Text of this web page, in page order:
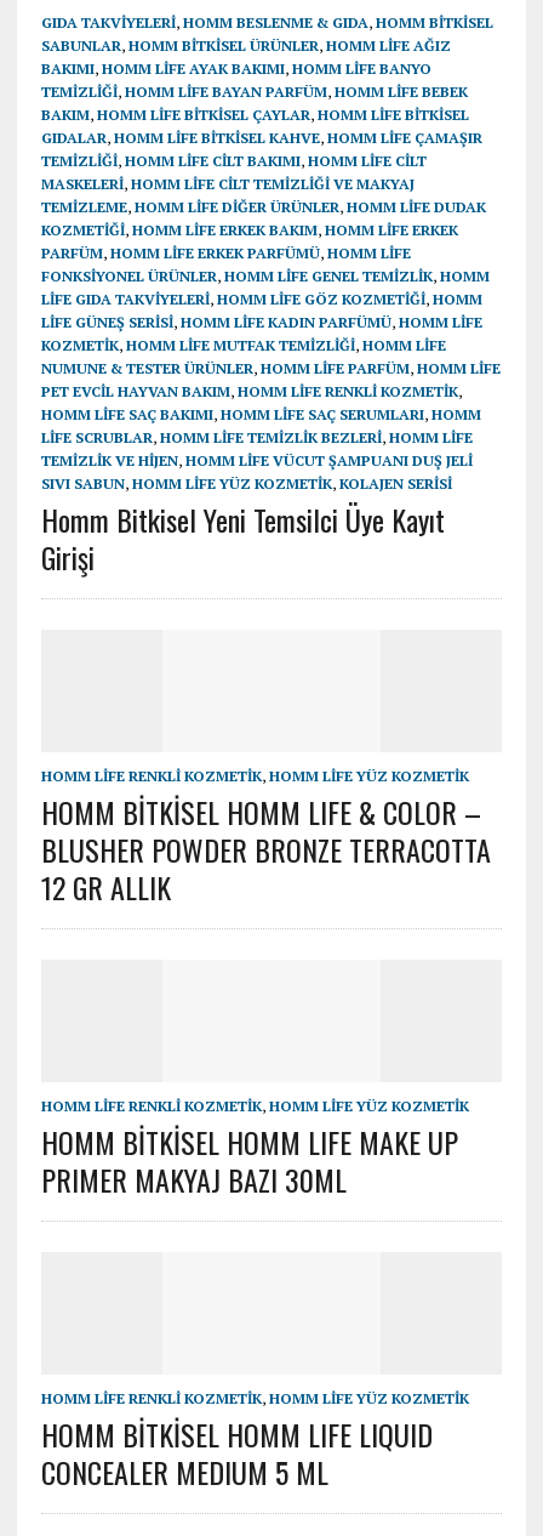
GIDA TAKVIYELERI, HOMM BESLENME & GIDA, HOMM BİTKİSEL
SABUNLAR, HOMM BITKISEL ÜRÜNLER, HOMM LİFE AĞIZ
BAKIMI, HOMM LİFE AYAK BAKIMI, HOMM LİFE BANYO
TEMİZLİĞİ, HOMM LİFE BAYAN PARFÜM, HOMM LİFE BEBEK
BAKIM, HOMM LİFE BİTKİSEL ÇAYLAR, HOMM LİFE BİTKİSEL
GIDALAR, HOMM LİFE BİTKİSEL KAHVE, HOMM LİFE ÇAMAŞIR
TEMİZLİĞİ, HOMM LİFE CİLT BAKIMI, HOMM LİFE CİLT
MASKELERİ, HOMM LİFE CİLT TEMİZLİĞİ VE MAKYAJ
TEMİZLEME, HOMM LİFE DİĞER ÜRÜNLER, HOMM LİFE DUDAK
KOZMETİĞİ, HOMM LİFE ERKEK BAKIM, HOMM LİFE ERKEK
PARFÜM, HOMM LİFE ERKEK PARFÜMÜ, HOMM LİFE
FONKSİYONEL ÜRÜNLER, HOMM LİFE GENEL TEMİZLİK, HOMM
LİFE GIDA TAKVİYELERİ, HOMM LİFE GÖZ KOZMETİĞİ, HOMM
LİFE GÜNEŞ SERİSİ, HOMM LİFE KADIN PARFÜMÜ, HOMM LİFE
KOZMETİK, HOMM LİFE MUTFAK TEMİZLİĞİ, HOMM LİFE
NUMUNE & TESTER ÜRÜNLER, HOMM LİFE PARFÜM, HOMM LİFE
PET EVCİL HAYVAN BAKIM, HOMM LİFE RENKLİ KOZMETİK,
HOMM LİFE SAÇ BAKIMI, HOMM LİFE SAÇ SERUMLARI, HOMM
LİFE SCRUBLAR, HOMM LİFE TEMİZLİK BEZLERİ, HOMM LİFE
TEMİZLİK VE HİJEN, HOMM LİFE VÜCUT ŞAMPUANI DUŞ JELI
SIVI SABUN, HOMM LİFE YÜZ KOZMETİK, KOLAJEN SERİSİ
Homm Bitkisel Yeni Temsilci Üye Kayıt
Girişi
HOMM LİFE RENKLİ KOZMETİK, HOMM LİFE YÜZ KOZMETİK
HOMM BİTKİSEL HOMM LIFE & COLOR –
BLUSHER POWDER BRONZE TERRACOTTA
12 GR ALLIK
HOMM LİFE RENKLİ KOZMETİK, HOMM LİFE YÜZ KOZMETİK
HOMM BİTKİSEL HOMM LIFE MAKE UP
PRIMER MAKYAJ BAZI 30ML
HOMM LİFE RENKLİ KOZMETİK, HOMM LİFE YÜZ KOZMETİK
HOMM BİTKİSEL HOMM LIFE LIQUID
CONCEALER MEDIUM 5 ML